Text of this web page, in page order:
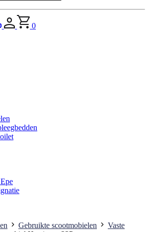
0
Gebruikte scootmobielen
Vaste